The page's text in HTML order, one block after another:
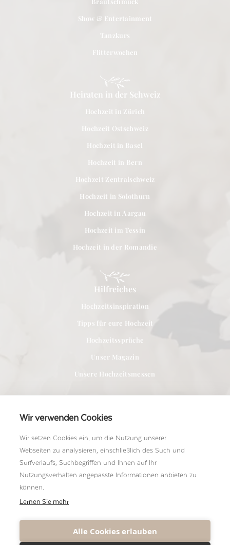
Wir verwenden Cookies
Wir setzen Cookies ein, um die Nutzung unserer
Webseiten zu analysieren, einschließlich des Such und
Surfverlaufs, Suchbegriffen und Ihnen auf Ihr
Nutzungsverhalten angepasste Informationen anbieten zu
können.
Lernen Sie mehr
Alle Cookies erlauben
Show & Entertainment
Tanzkurs
Flitterwochen
Heiraten in der Schweiz
Hochzeit in Zürich
Hochzeit Ostschweiz
Hochzeit in Basel
Hochzeit in Bern
Hochzeit Zentralschweiz
Hochzeit in Solothurn
Hochzeit in Aargau
Hochzeit im Tessin
Hochzeit in der Romandie
Hilfreiches
Hochzeitsinspiration
Tipps für eure Hochzeit
Hochzeitssprüche
Unser Magazin
Unsere Hochzeitsmessen
Für Anbieter
Bei uns Mitglied werden
Ein Shooting einreichen